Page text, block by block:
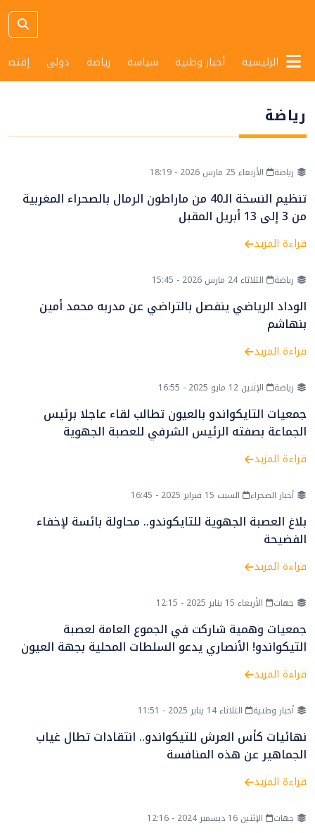
الرئيسية أخبار وطنية سياسة رياضة دولي
رياضة
رياضة الأربعاء 25 مارس 2026 - 18:19
تنظيم النسخة الـ40 من ماراطون الرمال بالصحراء المغربية
من 3 إلى 13 أبريل المقبل
قراءة المزيد
رياضة الثلاثاء 24 مارس 2026 - 15:45
الوداد الرياضي ينفصل بالتراضي عن مدربه محمد أمين
بنهاشم
قراءة المزيد
رياضة الإثنين 12 مايو 2025 - 16:55
جمعيات التايكواندو بالعيون تطالب لقاء عاجلا برئيس
الجماعة بصفته الرئيس الشرفي للعصبة الجهوية
قراءة المزيد
أخبار الصحراء السبت 15 فبراير 2025 - 16:45
بلاغ العصبة الجهوية للتايكوندو.. محاولة بائسة لإخفاء
الفضيحة
قراءة المزيد
جهات الأربعاء 15 يناير 2025 - 12:15
جمعيات وهمية شاركت في الجموع العامة لعصبة
التيكواندو! الأنصاري يدعو السلطات المحلية بجهة العيون
للتدخل
قراءة المزيد
أخبار وطنية الثلاثاء 14 يناير 2025 - 11:51
نهائيات كأس العرش للتيكواندو.. انتقادات تطال غياب
الجماهير عن هذه المنافسة
قراءة المزيد
جهات الإثنين 16 ديسمبر 2024 - 12:16